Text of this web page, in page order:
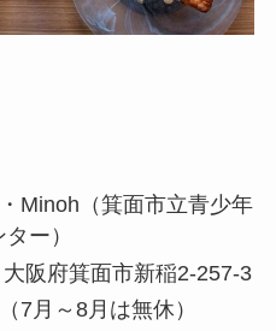
Minoh（箕面市立青少年
ー）
阪府箕面市新稲2-257-3
7月～8月は無休）